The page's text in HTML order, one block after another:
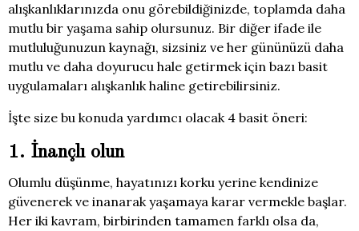
alışkanlıklarınızda onu görebildiğinizde, toplamda daha
mutlu bir yaşama sahip olursunuz. Bir diğer ifade ile
mutluluğunuzun kaynağı, sizsiniz ve her gününüzü daha
mutlu ve daha doyurucu hale getirmek için bazı basit
uygulamaları alışkanlık haline getirebilirsiniz.
İşte size bu konuda yardımcı olacak 4 basit öneri:
1. İnançlı olun
Olumlu düşünme, hayatınızı korku yerine kendinize
güvenerek ve inanarak yaşamaya karar vermekle başlar.
Her iki kavram, birbirinden tamamen farklı olsa da,